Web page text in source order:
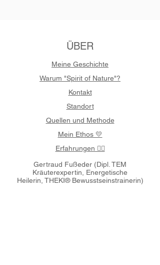
ÜBER
Meine Geschichte
Warum "Spirit of Nature"?
Kontakt
Standort
Quellen und Methode
Mein Ethos 💛
Erfahrungen 🧚‍♀️
Gertraud Fußeder (Dipl. TEM
Kräuterexpertin, Energetische
Heilerin, THEKI® Bewusstseinstrainerin)